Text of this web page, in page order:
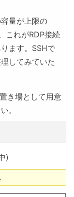
量が上限の
これがRDP接続
ます。SSHで
してみていた
き場として用意
。
)